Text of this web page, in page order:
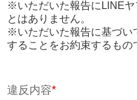
※いただいた報告にLINEヤ
とはありません。
※いただいた報告に基づい
することをお約束するもの
違反内容*